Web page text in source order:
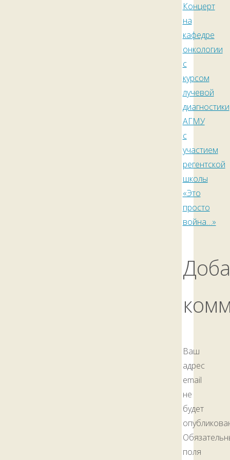
Концерт
на
кафедре
онкологии
с
курсом
лучевой
диагностики
АГМУ
с
участием
регентской
школы
«Это
просто
война…»
Ваш
адрес
email
не
будет
поля